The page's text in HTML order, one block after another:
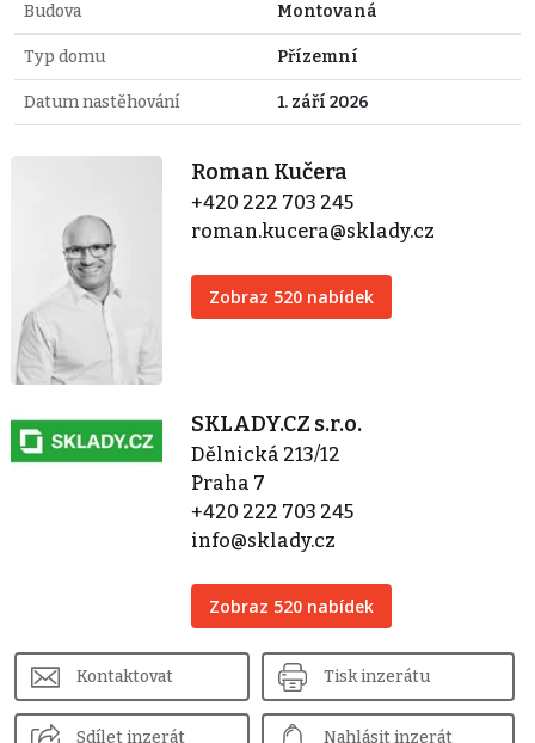
Budova Montovaná
Typ domu Přízemní
Datum nastěhování 1. září 2026
Roman Kučera
+420 222 703 245
roman.kucera@sklady.cz
Zobraz 520 nabídek
SKLADY.CZ s.r.o.
Dělnická 213/12
Praha 7
+420 222 703 245
info@sklady.cz
Zobraz 520 nabídek
Kontaktovat Tisk inzerátu
Sdílet inzerát Nahlásit inzerát